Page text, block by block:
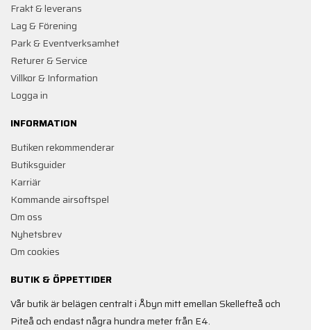
Frakt & leverans
Lag & Förening
Park & Eventverksamhet
Returer & Service
Villkor & Information
Logga in
INFORMATION
Butiken rekommenderar
Butiksguider
Karriär
Kommande airsoftspel
Om oss
Nyhetsbrev
Om cookies
BUTIK & ÖPPETTIDER
Vår butik är belägen centralt i Åbyn mitt emellan Skellefteå och
Piteå och endast några hundra meter från E4.